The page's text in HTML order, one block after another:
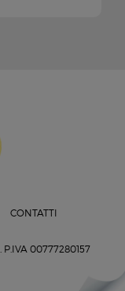
CONTATTI
P.IVA 00777280157